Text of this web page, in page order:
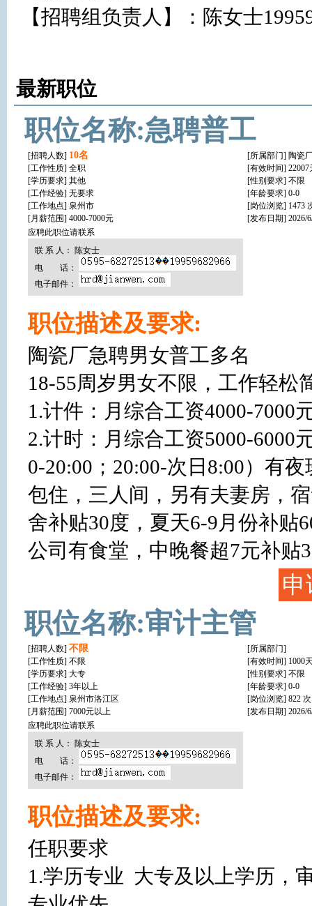
【招聘组负责人】：陈女士
最新职位
职位名称:急聘普工
[招聘人数] 10名
[工作性质] 全职
[学历要求] 其他
[工作经验] 无要求
[工作地点] 泉州市
[月薪范围] 4000-7000元
[所属部门] 陶瓷
[有效时间] 22007
[性别要求] 不限
[年龄要求] 0-0
[岗位浏览] 1473
[发布日期] 2026/
应聘此职位请联系
联 系 人： 陈女士
电 话：
电子邮件：
职位描述及要求:
陶瓷厂急聘男女普工多名
18-55周岁男女不限，工作轻松
1.计件：月综合工资4000-7000
2.计时：月综合工资5000-6000
0-20:00；20:00-次日8:00）有
包住，三人间，另有夫妻房，
舍补贴30度，夏天6-9月份补贴
公司有食堂，中晚餐超7元补贴
申
职位名称:审计主管
[招聘人数] 不限
[工作性质] 不限
[学历要求] 大专
[工作经验] 3年以上
[工作地点] 泉州市洛江区
[月薪范围] 7000元以上
[所属部门]
[有效时间] 1000
[性别要求] 不限
[年龄要求] 0-0
[岗位浏览] 822 次
[发布日期] 2026/
应聘此职位请联系
联 系 人： 陈女士
电 话：
电子邮件：
职位描述及要求:
任职要求
1.学历专业  大专及以上学历，